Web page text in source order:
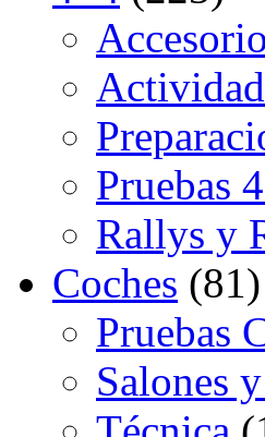
Pruebas
Rallys y
Coches (81)
Pruebas
Salones